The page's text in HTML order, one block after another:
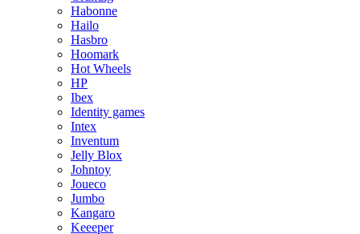
Habonne
Hailo
Hasbro
Hoomark
Hot Wheels
HP
Ibex
Identity games
Intex
Inventum
Jelly Blox
Johntoy
Joueco
Jumbo
Kangaro
Keeeper